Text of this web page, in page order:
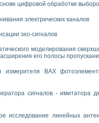
двигателей при пуске
вольтметра
и оптических
полигармонической
цифровой обработки
электрических каналов
эхо-сигналов
моделирования
его полосы
измерителя ВАХ
сигналов - имитатора
исследование линейных